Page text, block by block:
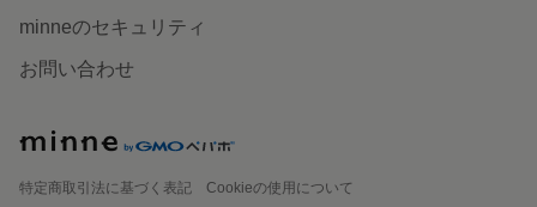
minneのセキュリティ
お問い合わせ
特定商取引法に基づく表記
Cookieの使用について